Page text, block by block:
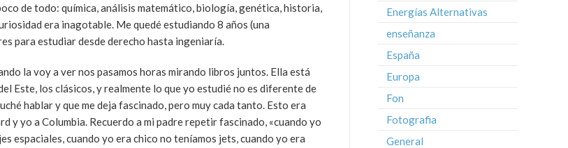
de todo: química, análisis matemático, biología, genética, historia,
era inagotable. Me quedé estudiando 8 años (una
para estudiar desde derecho hasta ingeniaría.
la voy a ver nos pasamos horas mirando libros juntos. Ella está
Este, los clásicos, y realmente lo que yo estudié no es diferente de
hablar y que me deja fascinado, pero muy cada tanto. Esto era
y yo a Columbia. Recuerdo a mi padre repetir fascinado, «cuando yo
espaciales, cuando yo era chico no teníamos jets, cuando yo era
Energías Alternativas
enseñanza
España
Europa
Fon
Fotografia
General